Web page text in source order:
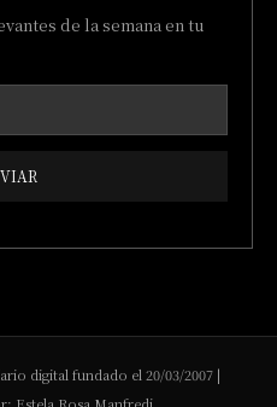
de la semana en tu
digital fundado el 20/03/2007 |
Estela Rosa Manfredi